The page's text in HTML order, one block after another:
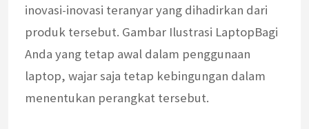
inovasi-inovasi teranyar yang dihadirkan dari
produk tersebut. Gambar Ilustrasi LaptopBagi
Anda yang tetap awal dalam penggunaan
laptop, wajar saja tetap kebingungan dalam
menentukan perangkat tersebut.